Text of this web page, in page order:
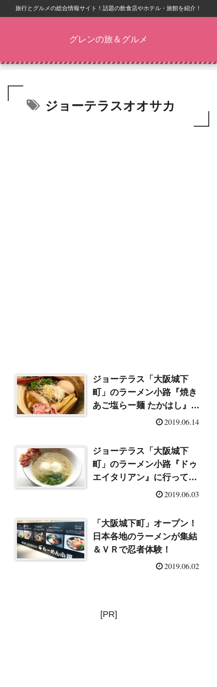
旅行とグルメの総合情報サイト！話題の飲食店やホテル・旅館を紹介！
グレンの旅＆グルメ
ジョーテラスオオサカ
ジョーテラス「大阪城下
町」のラーメン小路『焼き
あご塩らー麺 たかはし』に
行ってきました！ 2019.06.14
ジョーテラス「大阪城下
町」のラーメン小路『ドゥ
エイタリアン』に行ってき
2019.06.03
「大阪城下町」オープン！
日本各地のラーメンが集結
＆ＶＲで忍者体験！
2019.06.02
[PR]